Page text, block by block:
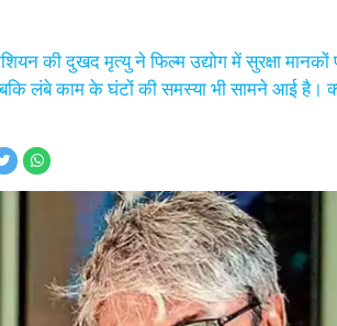
की दुखद मृत्यु ने फिल्म उद्योग में सुरक्षा
लंबे काम के घंटों की समस्या भी सामने आई है।